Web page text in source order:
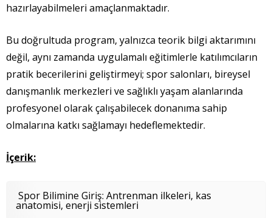
hazırlayabilmeleri amaçlanmaktadır.
Bu doğrultuda program, yalnızca teorik bilgi aktarımını
değil, aynı zamanda uygulamalı eğitimlerle katılımcıların
pratik becerilerini geliştirmeyi; spor salonları, bireysel
danışmanlık merkezleri ve sağlıklı yaşam alanlarında
profesyonel olarak çalışabilecek donanıma sahip
olmalarına katkı sağlamayı hedeflemektedir.
İçerik:
Spor Bilimine Giriş: Antrenman ilkeleri, kas
anatomisi, enerji sistemleri